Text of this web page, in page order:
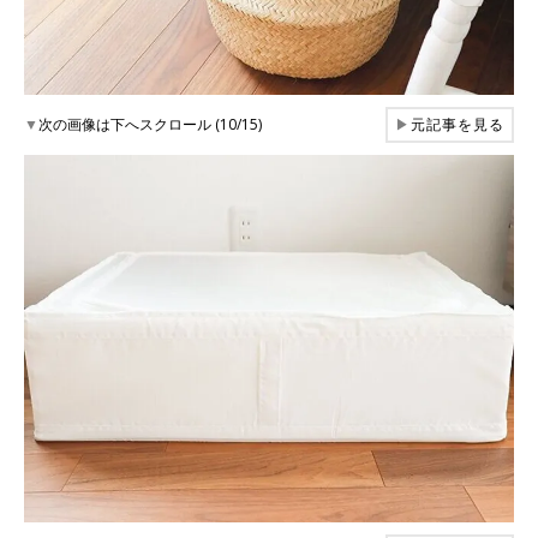
▼次の画像は下へスクロール (10/15) ▶元記事を見る